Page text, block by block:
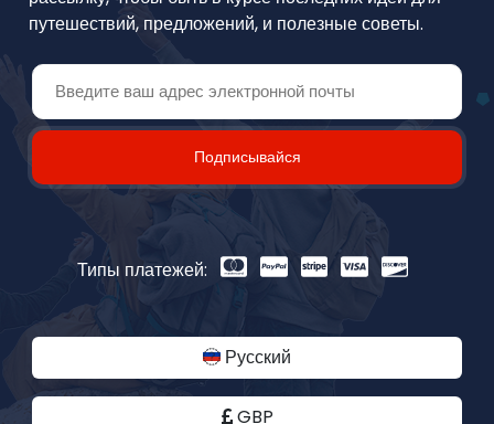
путешествий, предложений, и полезные советы.
Подписывайся
Типы платежей:
Русский
GBP